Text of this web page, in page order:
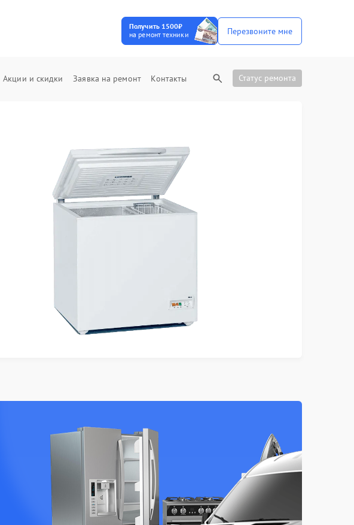
Получить 1500₽
на ремонт техники
Перезвоните мне
Акции и скидки Заявка на ремонт Контакты Статус ремонта